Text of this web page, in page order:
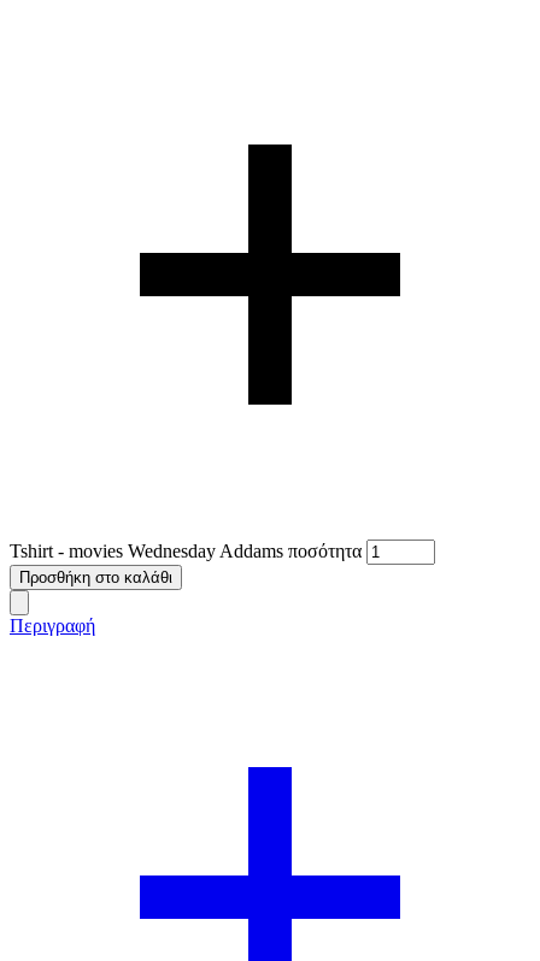
Tshirt - movies Wednesday Addams ποσότητα
Προσθήκη στο καλάθι
Περιγραφή